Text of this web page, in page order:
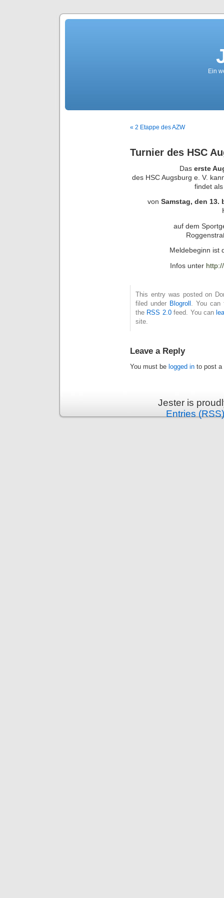
Ein
« 2 Etappe des AZW
Turnier des HSC
Das erste
des HSC Augsburg e. V.
findet
von Samstag, den 13.
auf dem
Meldebeginn ist
Infos unter
This entry was posted on
filed under Blogroll
. You
the RSS 2.0feed. You can
site.
Leave a Reply
You must be logged in to post a
Jester is
Entries (RSS)